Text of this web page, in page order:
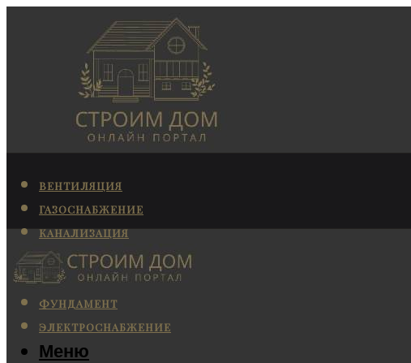
ВЕНТИЛЯЦИЯ
ГАЗОСНАБЖЕНИЕ
КАНАЛИЗАЦИЯ
КОНДИЦИОНИРОВАНИЕ
ОТОПЛЕНИЕ
ФУНДАМЕНТ
ЭЛЕКТРОСНАБЖЕНИЕ
Меню